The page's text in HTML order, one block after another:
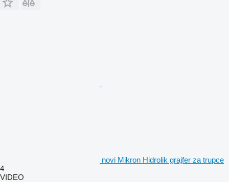
novi Mikron Hidrolik grajfer za trupce
4
VIDEO